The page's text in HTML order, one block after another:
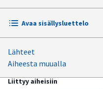
Avaa sisällysluettelo
Laadukas
joukkoliikenteen
Sähköpotkulautojen
Lähteet
Aiheesta muualla
Liittyy aiheisiin